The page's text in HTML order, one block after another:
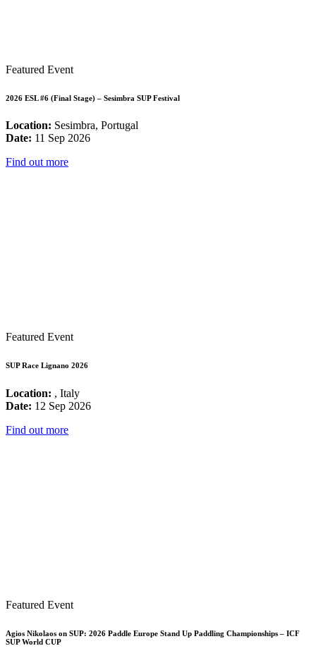
Featured Event
2026 ESL #6 (Final Stage) – Sesimbra SUP Festival
Location: Sesimbra, Portugal
Date: 11 Sep 2026
Find out more
Featured Event
SUP Race Lignano 2026
Location: , Italy
Date: 12 Sep 2026
Find out more
Featured Event
Agios Nikolaos on SUP: 2026 Paddle Europe Stand Up Paddling Championships – ICF
SUP World CUP